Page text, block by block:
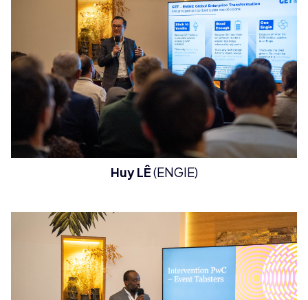
Huy LÊ(ENGIE)